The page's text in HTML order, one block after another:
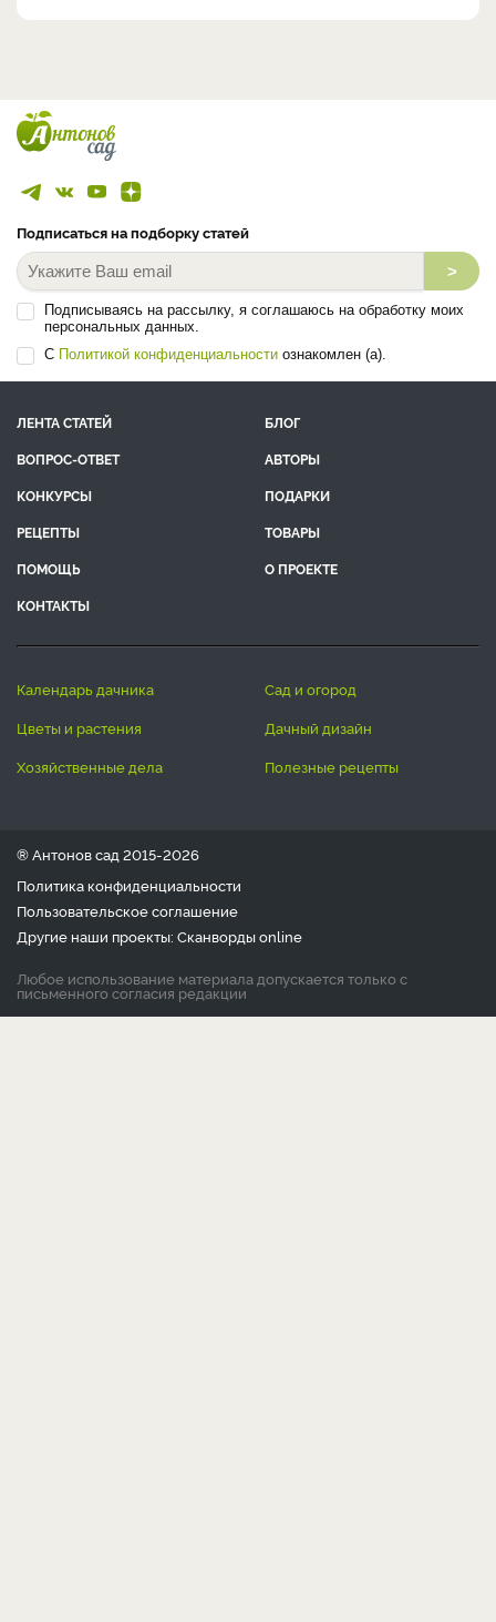
Подписаться на подборку статей
>
Подписываясь на рассылку, я соглашаюсь на обработку моих
персональных данных.
С Политикой конфиденциальности ознакомлен (а).
ЛЕНТА СТАТЕЙ
БЛОГ
ВОПРОС-ОТВЕТ
АВТОРЫ
КОНКУРСЫ
ПОДАРКИ
РЕЦЕПТЫ
ТОВАРЫ
ПОМОЩЬ
О ПРОЕКТЕ
КОНТАКТЫ
календарь дачника
сад и огород
цветы и растения
дачный дизайн
хозяйственные дела
полезные рецепты
® Антонов сад 2015-2026
Политика конфиденциальности
Пользовательское соглашение
Другие наши проекты: Сканвордыonline
Любое использование материала допускается только с
письменного согласия редакции